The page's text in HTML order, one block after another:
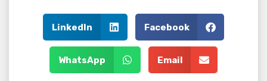
Facebook
LinkedIn
Email
WhatsApp